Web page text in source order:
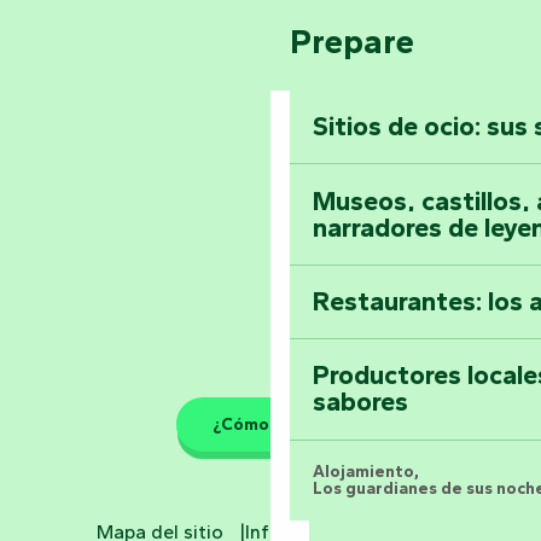
Suba a lo alto de
Toda la agenda
Prepare
Sitios de ocio: sus
Museos, castillos,
narradores de
Restaurantes: los
Productores
sabores
Alojamiento,
Los guardianes de sus
¿Cómo llegar?
Mapa del sitio Información jurídica